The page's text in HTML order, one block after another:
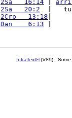
2Sa   16:14
2Sa   20:2
|
2Cro   13:18 |
Dan    6:13 |
IntraText®(V89) - Some